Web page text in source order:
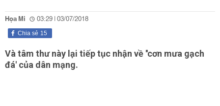
Họa Mi 03:29 | 03/07/2018
15
Chia sẻ
Và tâm thư này lại tiếp tục nhận về ''cơn mưa gạch
đá' của dân mạng.